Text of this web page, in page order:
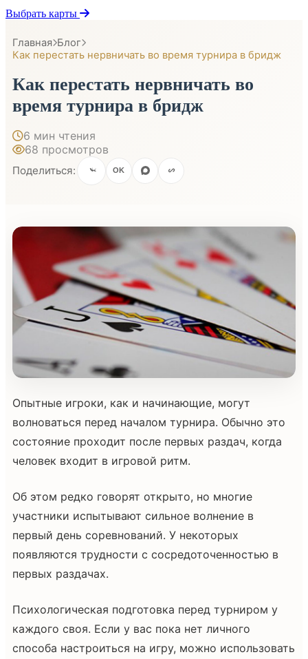
Выбрать карты
Главная Блог
Как перестать нервничать во время турнира в бридж
Как перестать нервничать во
время турнира в бридж
6 мин чтения
68 просмотров
Поделиться: OK
Опытные игроки, как и начинающие, могут
волноваться перед началом турнира. Обычно это
состояние проходит после первых раздач, когда
человек входит в игровой ритм.
Об этом редко говорят открыто, но многие
участники испытывают сильное волнение в
первый день соревнований. У некоторых
появляются трудности с сосредоточенностью в
первых раздачах.
Психологическая подготовка перед турниром у
каждого своя. Если у вас пока нет личного
способа настроиться на игру, можно использовать